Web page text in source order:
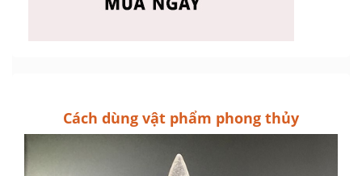
Cách dùng vật phẩm phong thủy